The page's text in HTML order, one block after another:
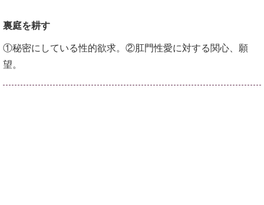
裏庭を耕す
①秘密にしている性的欲求。②肛門性愛に対する関心、願
望。